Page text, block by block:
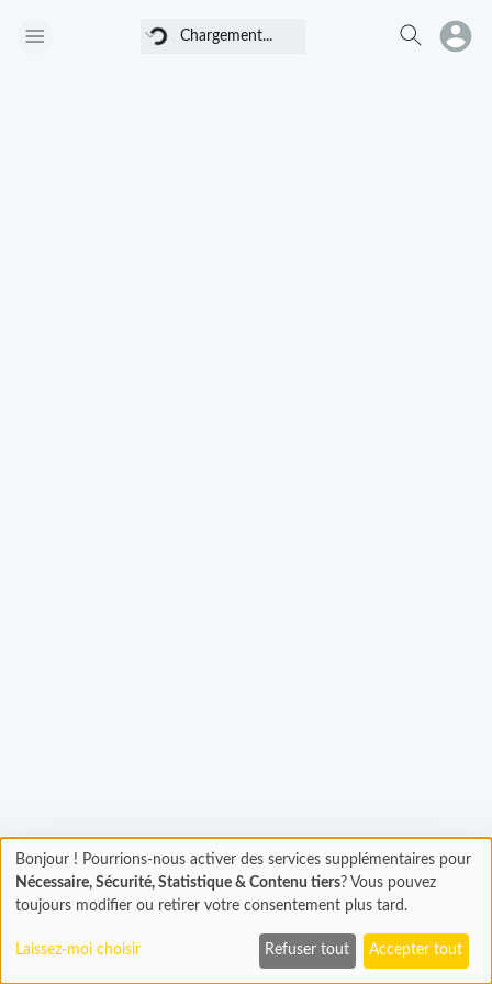
Chargement... Chargement...
Chargement
En cours...
Bonjour ! Pourrions-nous activer des services supplémentaires pour
Nécessaire, Sécurité, Statistique & Contenu tiers? Vous pouvez
toujours modifier ou retirer votre consentement plus tard.
Laissez-moi choisir Refuser tout Accepter tout